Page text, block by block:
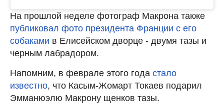
На прошлой неделе фотограф Макрона также
публиковал фото президента Франции с его
собаками в Елисейском дворце - двумя тазы и
черным лабрадором.
Напомним, в феврале этого года стало
известно, что Касым-Жомарт Токаев подарил
Эмманюэлю Макрону щенков тазы.